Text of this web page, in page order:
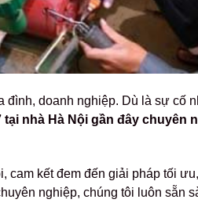
đình, doanh nghiệp. Dù là sự cố
nhà Hà Nội gần đây chuyên
kết đem đến giải pháp tối
nghiệp, chúng tôi luôn sẵn